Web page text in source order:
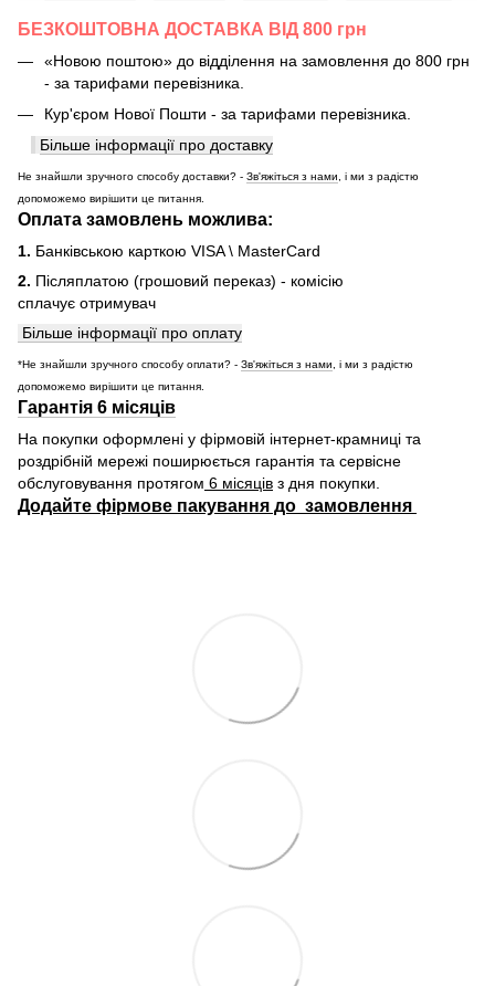
БЕЗКОШТОВНА ДОСТАВКА ВІД 800 грн
«Новою поштою» до відділення на замовлення до 800 грн
- за тарифами перевізника.
Кур'єром Нової Пошти - за тарифами перевізника.
Більше інформації про доставку
Не знайшли зручного способу доставки? - Зв'яжіться з нами, і ми з радістю
допоможемо вирішити це питання.
Оплата замовлень можлива:
1. Банківською карткою VISA \ MasterCard
2. Післяплатою (грошовий переказ) - комісію
сплачує отримувач
Більше інформації про оплату
*Не знайшли зручного способу оплати? - Зв'яжіться з нами, і ми з радістю
допоможемо вирішити це питання.
Гарантія 6 місяців
На покупки оформлені у фірмовій інтернет-крамниці та
роздрібній мережі поширюється гарантія та сервісне
обслуговування протягом 6 місяців з дня покупки.
Додайте фірмове пакування до замовлення